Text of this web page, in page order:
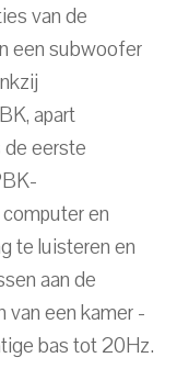
van de
een subwoofer
apart
de eerste
en
te luisteren en
aan de
van een kamer -
bas tot 20Hz.